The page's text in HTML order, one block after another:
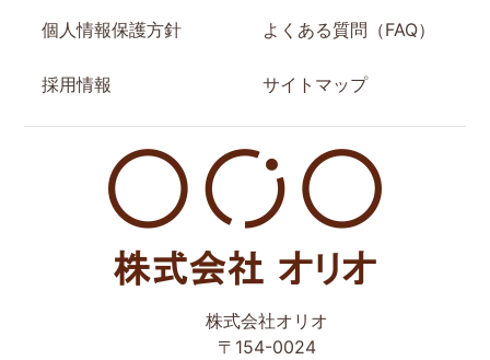
個人情報保護方針
採用情報
よくある質問（FAQ）
サイトマップ
却・買取は株式会社Orio
株式会社オリオ
〒154-0024